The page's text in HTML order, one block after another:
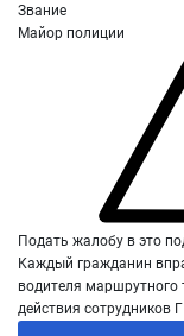
Звание
Майор полиции
Подать жалобу в это
Каждый гражданин
водителя маршрутного
действия сотрудников